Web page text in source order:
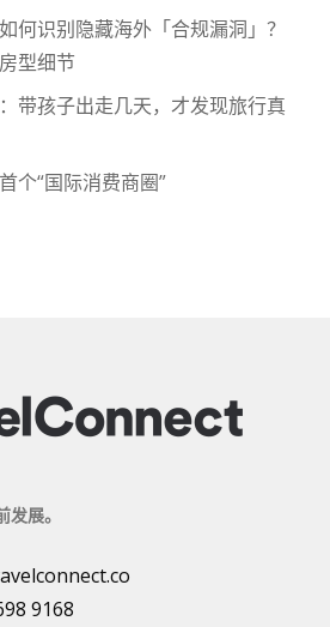
何识别隐藏海外「合规漏洞」？
型细节
带孩子出走几天，才发现旅行真
个“国际消费商圈”
展。
9168